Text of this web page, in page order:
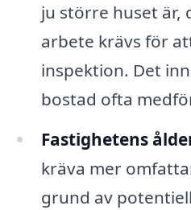
ju större huset är,
arbete krävs för
inspektion. Det
bostad ofta
Fastighetens
kräva mer
grund av